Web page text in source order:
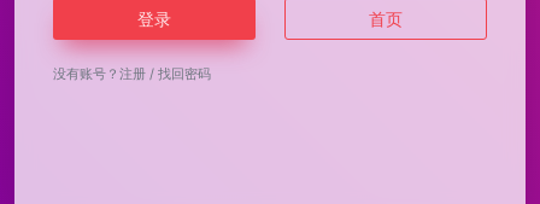
登录 首页
没有账号？ 注册 / 找回密码